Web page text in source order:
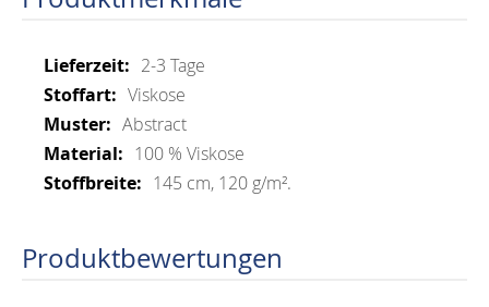
Mehr
Informationen
2-3 Tage
Viskose
Abstract
100 % Viskose
145 cm, 120 g/m².
Produktbewertungen